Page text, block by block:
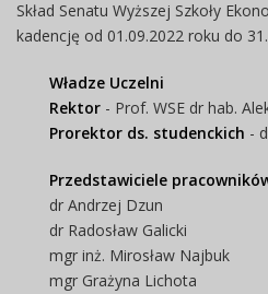
Skład Senatu Wyższej Szkoły
kadencję od 01.09.2022 roku do
Władze Uczelni
Rektor - Prof. WSE dr hab.
Prorektor ds. studenckich -
Przedstawiciele
dr Andrzej Dzun
dr Radosław Galicki
mgr inż. Mirosław Najbuk
mgr Grażyna Lichota